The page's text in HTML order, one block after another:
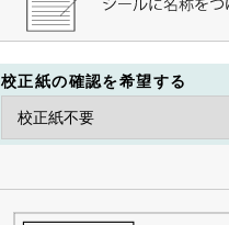
校正紙の確認を希望する